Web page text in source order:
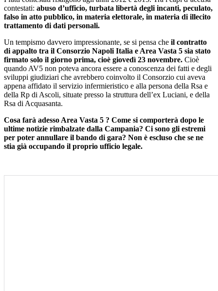
contestati: abuso d’ufficio, turbata libertà degli incanti, peculato,
falso in atto pubblico, in materia elettorale, in materia di illecito
trattamento di dati personali.
Un tempismo davvero impressionante, se si pensa che il contratto
di appalto tra il Consorzio Napoli Italia e Area Vasta 5 sia stato
firmato solo il giorno prima, cioè giovedì 23 novembre. Cioè
quando AV5 non poteva ancora essere a conoscenza dei fatti e degli
sviluppi giudiziari che avrebbero coinvolto il Consorzio cui aveva
appena affidato il servizio infermieristico e alla persona della Rsa e
della Rp di Ascoli, situate presso la struttura dell’ex Luciani, e della
Rsa di Acquasanta.
Cosa farà adesso Area Vasta 5 ? Come si comporterà dopo le
ultime notizie rimbalzate dalla Campania? Ci sono gli estremi
per poter annullare il bando di gara? Non è escluso che se ne
stia già occupando il proprio ufficio legale.